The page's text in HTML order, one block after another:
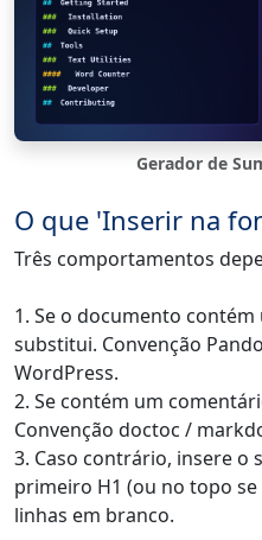
Gerador de
O que 'Inserir na
Três comportamentos
1. Se o documento
substitui. Convenção
WordPress.
2. Se contém um
Convenção doctoc /
3. Caso contrário, insere o
primeiro H1 (ou no topo
linhas em branco.